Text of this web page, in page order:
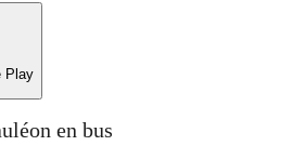
Play
en bus